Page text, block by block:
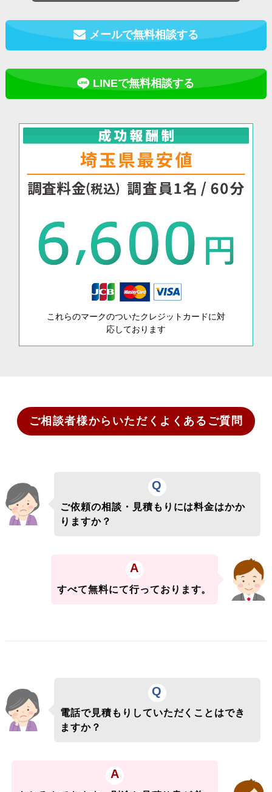
メールで無料相談する
LINEで無料相談する
これらのマークのついたクレジットカードに対
応しております
ご相談者様からいただくよくあるご質問
Q
ご依頼の相談・見積もりには料金はかか
りますか？
A
すべて無料にて行っております。
Q
電話で見積もりしていただくことはでき
ますか？
A